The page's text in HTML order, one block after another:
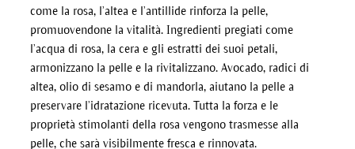
come la rosa, l’altea e l’antillide rinforza la pelle,
promuovendone la vitalità. Ingredienti pregiati come
l’acqua di rosa, la cera e gli estratti dei suoi petali,
armonizzano la pelle e la rivitalizzano. Avocado, radici di
altea, olio di sesamo e di mandorla, aiutano la pelle a
preservare l’idratazione ricevuta. Tutta la forza e le
proprietà stimolanti della rosa vengono trasmesse alla
pelle, che sarà visibilmente fresca e rinnovata.